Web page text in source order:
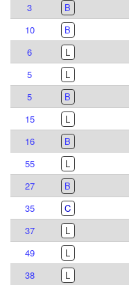
3
B
10
B
6
L
5
L
5
B
15
L
16
B
55
L
27
B
35
C
37
L
49
L
38
L